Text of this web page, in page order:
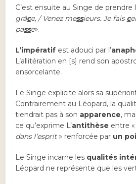
C’est ensuite au Singe de prendre
grâce, / Venez messieurs. Je fais c
passe».
L’impératif est adouci par l’
L’allitération en [s] rend son
ensorcelante.
Le Singe explicite alors sa
Contrairement au Léopard, la
tiendrait pas à son apparence,
ce qu’exprime L’antithèse entre «
dans l’esprit» renforcée par un
Le Singe incarne les qualités
Léopard ne représente que les